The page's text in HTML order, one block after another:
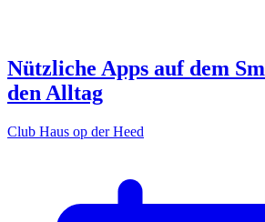
Nützliche Apps auf dem
den Alltag
Club Haus op der Heed